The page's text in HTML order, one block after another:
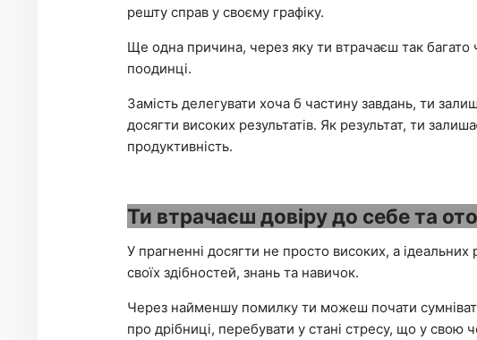
решту справ у своєму графіку.
Ще одна причина, через яку ти втрачаєш так
поодинці.
Замість делегувати хоча б частину завдань, ти
досягти високих результатів. Як результат, ти
продуктивність.
Ти втрачаєш довіру до себе та
У прагненні досягти не просто високих, а ідеальних
своїх здібностей, знань та навичок.
Через найменшу помилку ти можеш почати
про дрібниці, перебувати у стані стресу, що у